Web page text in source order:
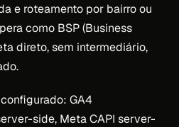
e roteamento por bairro ou
como BSP (Business
direto, sem intermediário,
GA4
side, Meta CAPI server-